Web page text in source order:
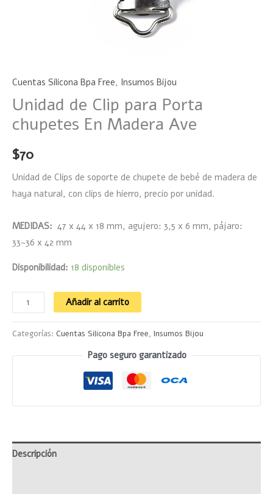
Cuentas Silicona Bpa Free, Insumos Bijou
Unidad de Clip para Porta
chupetes En Madera Ave
$70
Unidad de Clips de soporte de chupete de bebé de madera de
haya natural, con clips de hierro, precio por unidad.
MEDIDAS: 47 x 44 x 18 mm, agujero: 3,5 x 6 mm, pájaro:
33~36 x 42 mm
Disponibilidad: 18 disponibles
Añadir al carrito
Categorías: Cuentas Silicona Bpa Free, Insumos Bijou
Pago seguro garantizado
Descripción